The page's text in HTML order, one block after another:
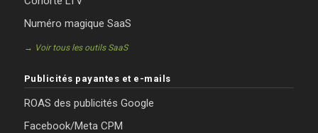
Numéro magique SaaS
→ Voir tous les outils SaaS
Publicités payantes et e-mails
ROAS des publicités Google
Facebook/Meta CPM